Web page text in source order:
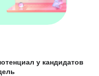
у кандидатов